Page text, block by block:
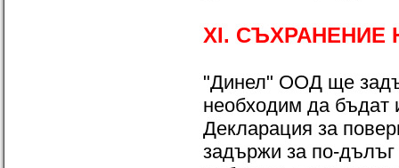
XI.
"Динел" ООД ще
необходим да бъдат
Декларация за
задържи за по-